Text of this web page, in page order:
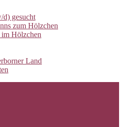
d) gesucht
zum Hölzchen
im Hölzchen
Land